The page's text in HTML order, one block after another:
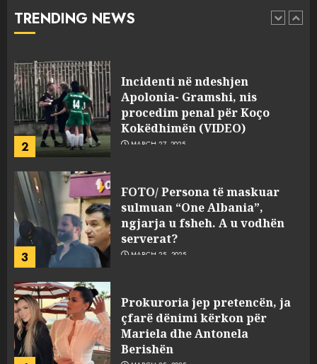
TRENDING NEWS
1
pasuri të pajustifikuar
2
Apolonia- Gramshi, nis
procedim penal për Koço
Kokëdhimën (VIDEO)
MARCH 27, 2025
3
sulmuan “One Albania”,
ngjarja u fsheh. A u vodhën
serverat?
MARCH 25, 2025
4
çfarë dënimi kërkon për
Mariela dhe Antonela
Berishën
MARCH 25, 2025